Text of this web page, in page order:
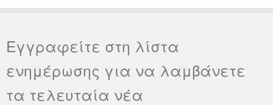
εκπαίδευσης στην παιδιατρική.
Εγγραφείτε στη λίστα
ενημέρωσης για να λαμβάνετε
τα τελευταία νέα